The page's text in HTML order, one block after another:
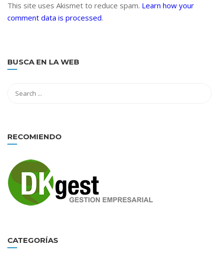
This site uses Akismet to reduce spam. Learn how your
comment data is processed.
BUSCA EN LA WEB
RECOMIENDO
CATEGORÍAS